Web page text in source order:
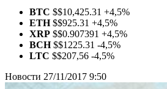
BTC $$10,425.31 +4,5%
ETH$$925.31 +4,5%
XRP $$0.907391 +4,5%
BCH$$1225.31 -4,5%
LTC $$207,56 -4,5%
Новости 27/11/2017 9:50